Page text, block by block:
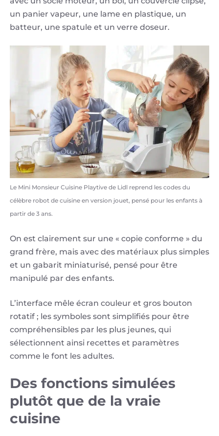
un panier vapeur, une lame en plastique, un
batteur, une spatule et un verre doseur.
Le Mini Monsieur Cuisine Playtive de Lidl reprend les codes du
célèbre robot de cuisine en version jouet, pensé pour les enfants à
partir de 3 ans.
On est clairement sur une « copie conforme » du
grand frère, mais avec des matériaux plus simples
et un gabarit miniaturisé, pensé pour être
manipulé par des enfants.
L’interface mêle écran couleur et gros bouton
rotatif ; les symboles sont simplifiés pour être
compréhensibles par les plus jeunes, qui
sélectionnent ainsi recettes et paramètres
comme le font les adultes.
Des fonctions simulées
plutôt que de la vraie
cuisine